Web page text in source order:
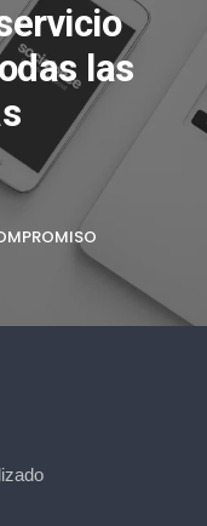
las